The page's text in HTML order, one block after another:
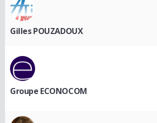
Gilles POUZADOUX
Groupe ECONOCOM